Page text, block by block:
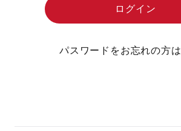
パスワードをお忘れの方は